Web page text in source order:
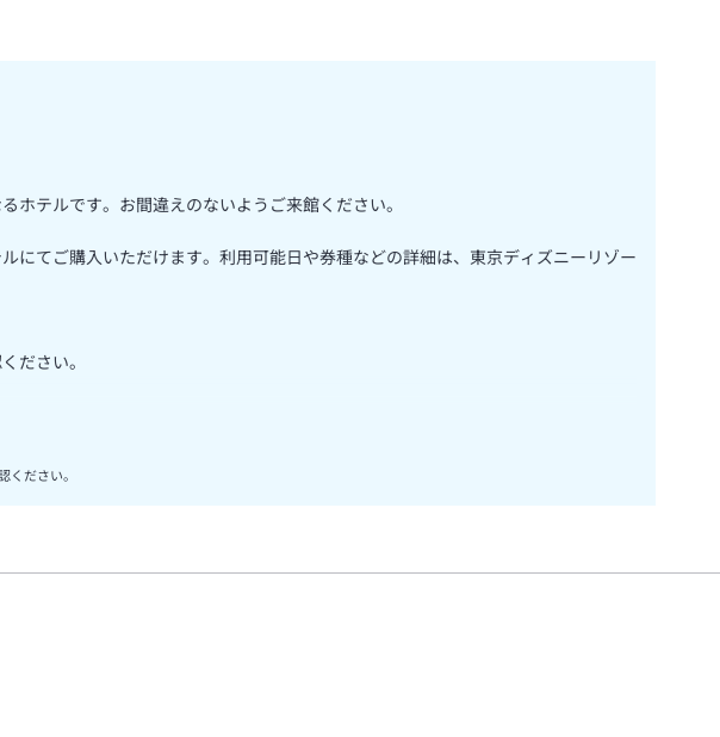
ホテルです。お間違えのないようご来館ください。
にてご購入いただけます。利用可能日や券種などの詳細は、東京ディズニーリゾー
ださい。
２台→添い寝のお子様２名様まで）
ください。